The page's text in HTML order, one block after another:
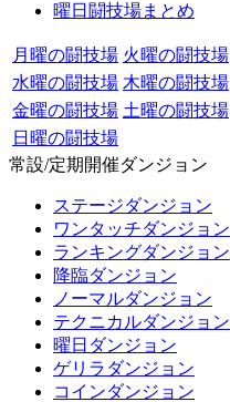
曜日闘技場まとめ
月曜の闘技場 火曜の闘技場
水曜の闘技場 木曜の闘技場
金曜の闘技場 土曜の闘技場
日曜の闘技場
常設/定期開催ダンジョン
ステージダンジョン
ワンタッチダンジョン
ランキングダンジョン
降臨ダンジョン
ノーマルダンジョン
テクニカルダンジョン
曜日ダンジョン
ゲリラダンジョン
コインダンジョン